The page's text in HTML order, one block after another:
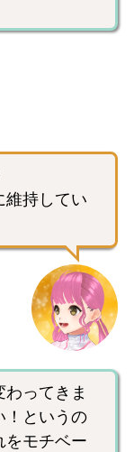
維持してい
ってきま
！というの
をモチベー